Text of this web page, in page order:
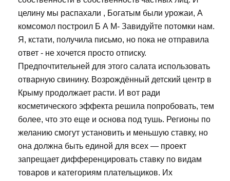
целину мы распахали , Богатым были урожаи, А
комсомол построил Б А М- Завидуйте потомки нам.
Я, кстати, получила письмо, но пока не отправила
ответ - не хочется просто отписку.
Предпочтительней для этого салата использовать
отварную свинину. Возрождённый детский центр в
Крыму продолжает расти. И вот ради
косметического эффекта решила попробовать, тем
более, что это еще и основа под тушь. Регионы по
желанию смогут установить и меньшую ставку, но
она должна быть единой для всех — проект
запрещает дифференцировать ставку по видам
товаров и категориям плательщиков. Их